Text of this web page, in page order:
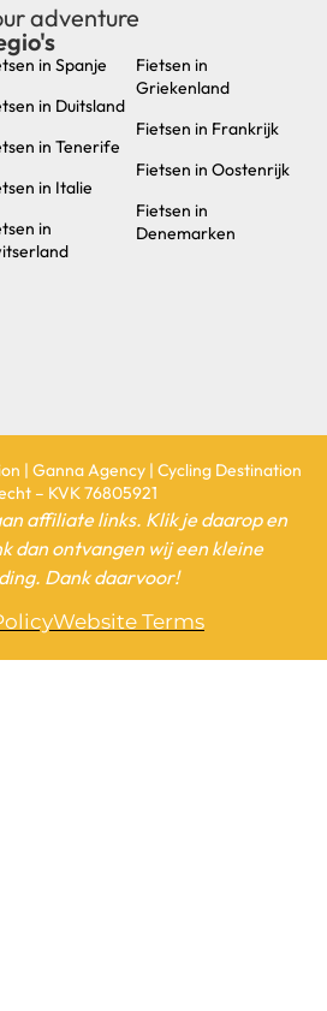
adventure
in Spanje
in Duitsland
in Tenerife
in Italie
in
Fietsen in
Griekenland
Fietsen in Frankrijk
Fietsen in Oostenrijk
Fietsen in
Denemarken
| Ganna Agency | Cycling Destination
– KVK 76805921
affiliate links. Klik je daarop en
dan ontvangen wij een kleine
Dank daarvoor!
Website Terms